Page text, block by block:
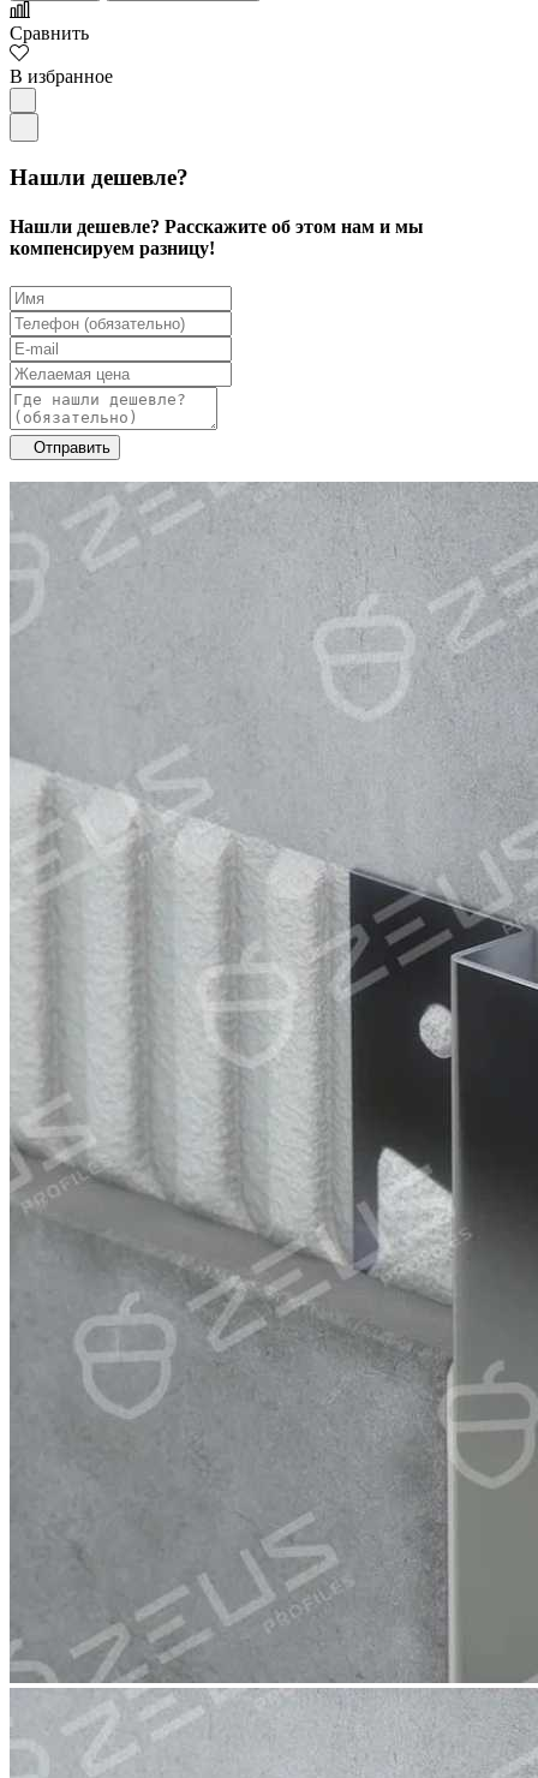
Сравнить
В избранное
Нашли дешевле?
Нашли дешевле? Расскажите об этом нам и мы
компенсируем разницу!
Отправить